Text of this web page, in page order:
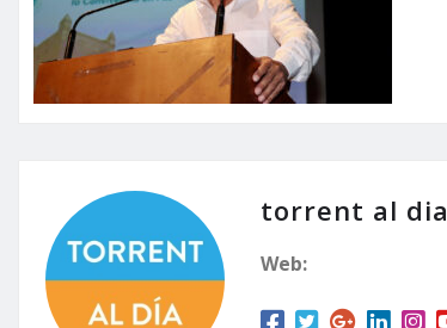
torrent al dia
Web: